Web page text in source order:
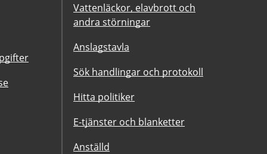
Vattenläckor, elavbrott och
andra störningar
Anslagstavla
Sök handlingar och protokoll
Hitta politiker
E-tjänster och blanketter
Anställd